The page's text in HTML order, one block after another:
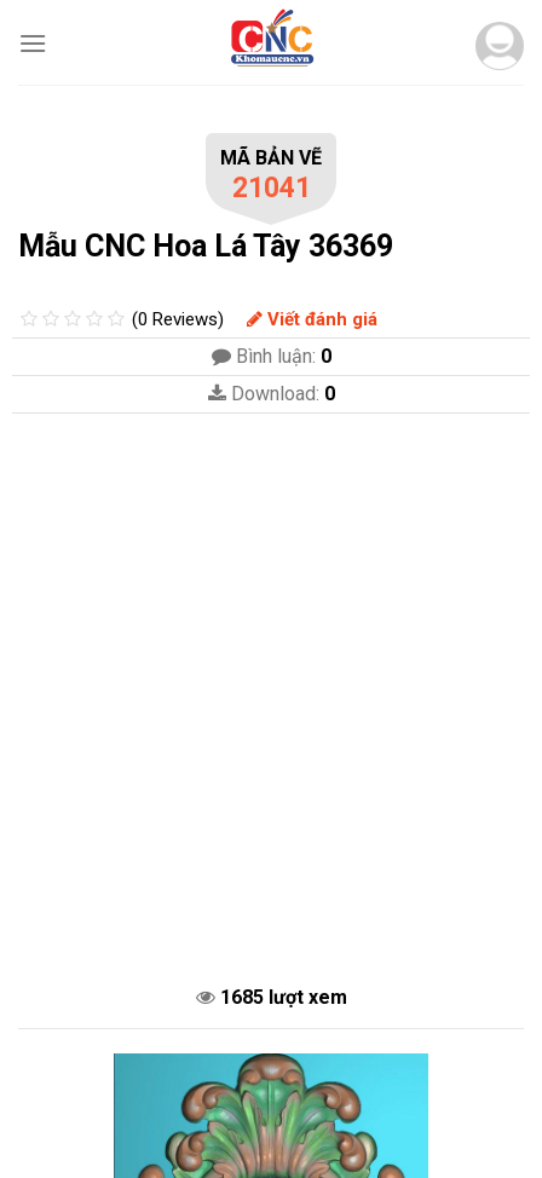
MÃ BẢN VẼ
21041
Mẫu CNC Hoa Lá Tây 36369
(0 Reviews) Viết đánh giá
Bình luận: 0
Download: 0
1685 lượt xem